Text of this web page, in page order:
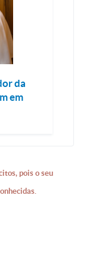
da
em
pois o seu